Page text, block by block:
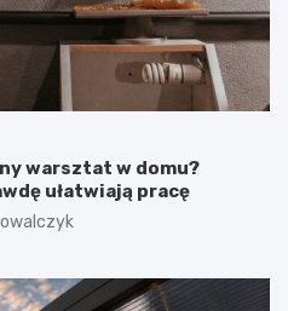
warsztat w domu?
ułatwiają pracę